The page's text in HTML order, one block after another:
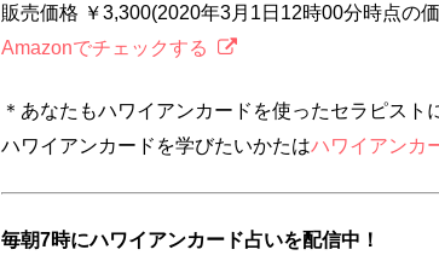
販売価格 ￥3,300(2020年3月1日12時00分時点の
Amazonでチェックする
＊あなたもハワイアンカードを使ったセラピス
ハワイアンカードを学びたいかたはハワイアンカ
毎朝7時にハワイアンカード占いを配信中！